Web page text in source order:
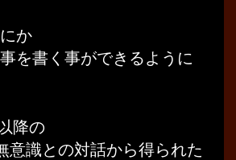
か
を書く事ができるように
降の
意識との対話から得られた